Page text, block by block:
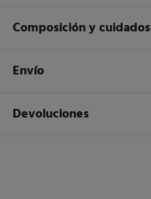
Composición y cuidados
Composición
Cuidados
Envío
Envío a tienda
Devoluciones